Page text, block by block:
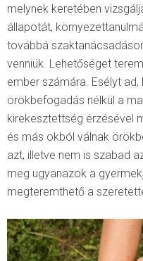
melynek keretében
állapotát,
továbbá
venniük. Lehetőséget
ember számára. Esélyt
örökbefogadás nélkül a
kirekesztettség érzésével
és más okból válnak
azt, illetve nem is szabad
meg ugyanazok a
megteremthető a